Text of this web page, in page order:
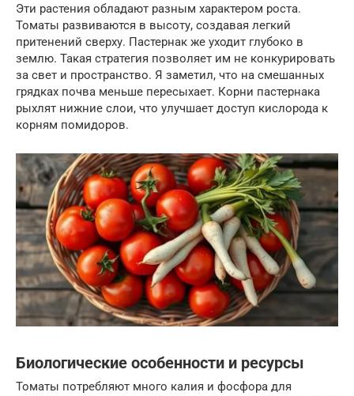
Эти растения обладают разным характером роста.
Томаты развиваются в высоту, создавая легкий
притенений сверху. Пастернак же уходит глубоко в
землю. Такая стратегия позволяет им не конкурировать
за свет и пространство. Я заметил, что на смешанных
грядках почва меньше пересыхает. Корни пастернака
рыхлят нижние слои, что улучшает доступ кислорода к
корням помидоров.
Биологические особенности и ресурсы
Томаты потребляют много калия и фосфора для